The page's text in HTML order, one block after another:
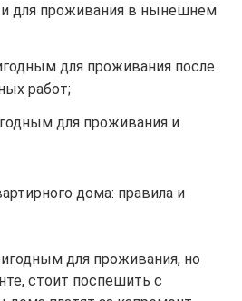
для проживания в нынешнем
для проживания после
работ;
для проживания и
дома: правила и
для проживания, но
стоит поспешить с